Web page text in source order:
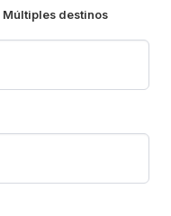
Múltiples destinos